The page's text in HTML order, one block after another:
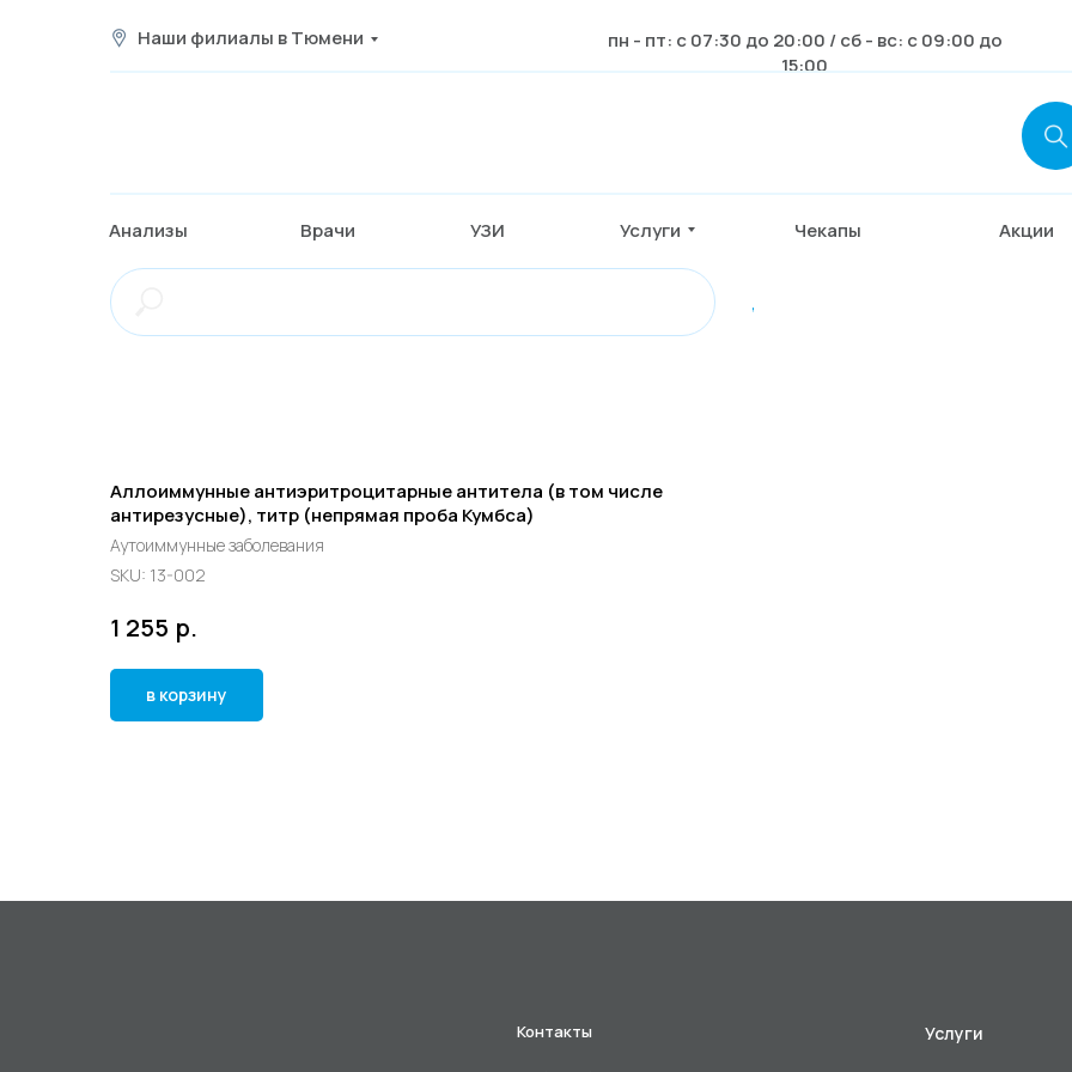
Наши филиалы в Тюмени
пн - пт: с 07:30 до 20:00 / сб - вс: с 09:00 до
15:00
Акции
Анализы Врачи УЗИ Услуги Чекапы
,
Аллоиммунные антиэритроцитарные антитела (в том числе
антирезусные), титр (непрямая проба Кумбса)
Аутоиммунные заболевания
SKU: 13-002
1 255 р.
в корзину
Услуги
Контакты